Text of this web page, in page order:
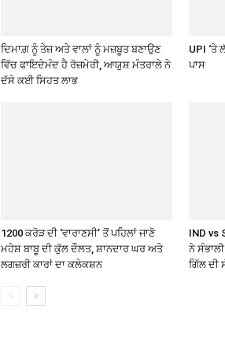
ਦਿਮਾਗ਼ ਨੂੰ ਤੇਜ਼ ਅਤੇ ਵਾਲਾਂ ਨੂੰ ਮਜ਼ਬੂਤ ਬਣਾਉਣ
ਵਿੱਚ ਫਾਇਦੇਮੰਦ ਹੈ ਰੋਜ਼ਮੇਰੀ, ਆਯੁਸ਼ ਮੰਤਰਾਲੇ ਨੇ
ਦੱਸੇ ਕਈ ਸਿਹਤ ਲਾਭ
UPI ‘ਤੇ
ਪਾਸ
1200 ਕਰੋੜ ਦੀ ‘ਵਾਰਾਣਸੀ’ ਤੋਂ ਪਹਿਲਾਂ ਜਾਣੋ
ਮਹੇਸ਼ ਬਾਬੂ ਦੀ ਕੁੱਲ ਦੌਲਤ, ਸ਼ਾਨਦਾਰ ਘਰ ਅਤੇ
ਲਗਜ਼ਰੀ ਕਾਰਾਂ ਦਾ ਕਲੇਕਸ਼ਨ
IND vs
ਨੇ
ਗਿੱਲ ਦੀ